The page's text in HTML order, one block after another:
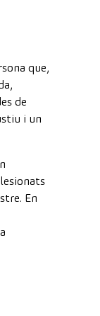
que,
de
i un
En